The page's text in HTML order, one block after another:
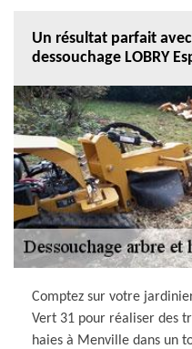
Un résultat parfait
dessouchage LOBRY
Comptez sur votre
Vert 31 pour réaliser des
haies à Menville dans un